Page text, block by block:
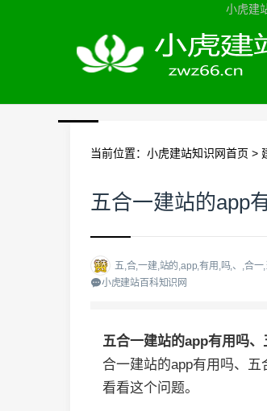
小虎建
当前位置： 小虎建站知识网首页 >
五合一建站的app
五,合,一建,站的,app,有用,吗,、,合一
小虎建站百科知识网
五合一建站的app有用吗
合一建站的app有用吗、
看看这个问题。